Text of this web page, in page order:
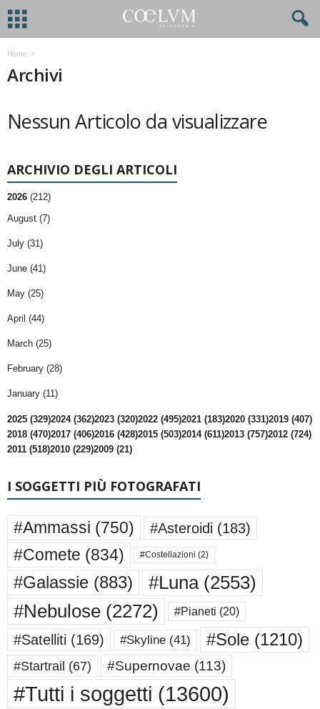
Home
Archivi
Nessun Articolo da visualizzare
ARCHIVIO DEGLI ARTICOLI
2026 (212)
August (7)
July (31)
June (41)
May (25)
April (44)
March (25)
February (28)
January (11)
2025 (329)2024 (362)2023 (320)2022 (495)2021 (183)2020 (331)2019 (407)
2018 (470)2017 (406)2016 (428)2015 (503)2014 (611)2013 (757)2012 (724)
2011 (518)2010 (229)2009 (21)
I SOGGETTI PIÙ FOTOGRAFATI
#Ammassi (750) #Asteroidi (183)
#Comete (834) #Costellazioni (2)
#Galassie (883) #Luna(2553)
#Nebulose (2272) #Pianeti (20)
#Satelliti (169) #Skyline (41) #Sole (1210)
#Startrail (67) #Supernovae (113)
#Tutti i soggetti (13600)